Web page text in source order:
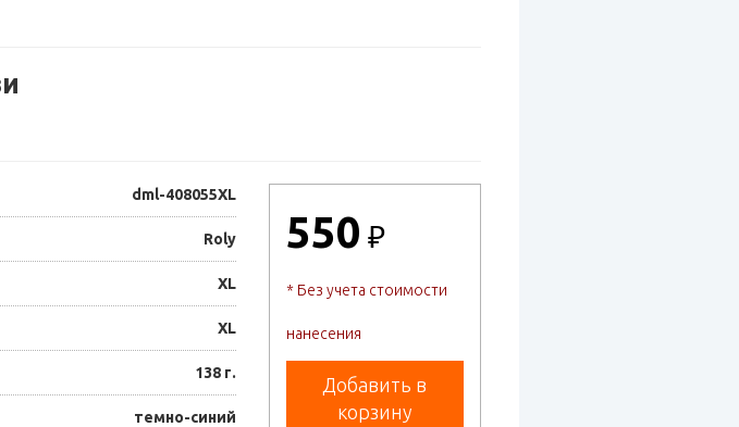
dml-408055XL
Roly
XL
XL
138 г.
темно-синий
550 ₽
* Без учета стоимости
нанесения
Добавить в
корзину